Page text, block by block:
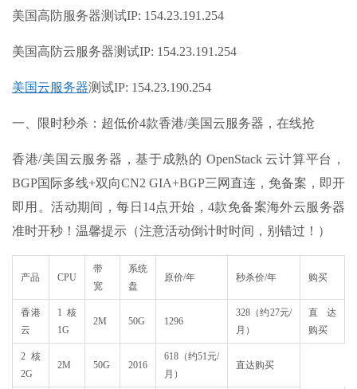
美国高防服务器测试IP: 154.23.191.254
美国高防云服务器测试IP: 154.23.191.254
美国云服务器测试IP: 154.23.190.254
一、限时秒杀：超低价4款香港/美国云服务器，在线抢
香港/美国云服务器，基于成熟的 OpenStack 云计算平台，
BGP国际多线+双向CN2 GIA+BGP三网直连，免备案，即开
即用。活动期间，每日14点开始，4款免备案海外云服务器
准时开秒！温馨提示（注意活动倒计时时间，别错过！）
产品 CPU
带
宽
系统
盘
原价/年 秒杀价/年 购买
香港
云
1核
1G
2M 50G 1296
328（约27元/
月）
直达
购买
2核
2G
2M 50G 2016
618（约51元/
月）
直达购买